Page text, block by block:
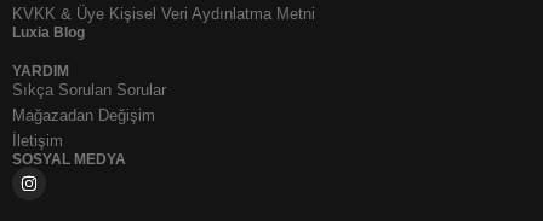
KVKK & Üye Kişisel Veri Aydınlatma Metni
Luxia Blog
YARDIM
Sıkça Sorulan Sorular
Mağazadan Değişim
İletişim
SOSYAL MEDYA